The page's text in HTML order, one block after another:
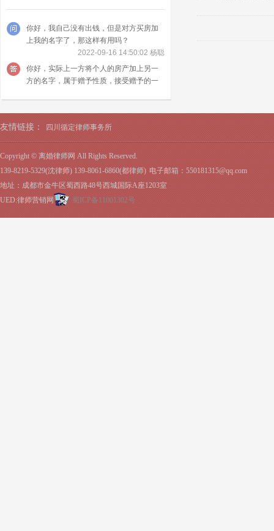
个人名下，属于公公婆婆赠与给你老公的
个人财产，跟你没有关系，如果是以买卖
的方式过户，那么属于夫妻共同财产。
你好，我自己没有出钱，但是对方买房加
上我的名字了，那这样有用吗？
2022-09-16 14:50:02 杨聪
你好，实际上一方将个人的房产加上另一
方的名字，属于赠予性质，接受赠予的一
用的。
友情链接： 四川循定律师事务所
Copyright © 离婚律师网 All Rights Reserved.
139-8219-5329(沈律师) 139-8061-6860(都律师) 电子邮箱：550181315@qq.com
地址：成都市金牛区蜀西路48号西城国际A座1203室
UED:律师营销网
蜀ICP备11001302号